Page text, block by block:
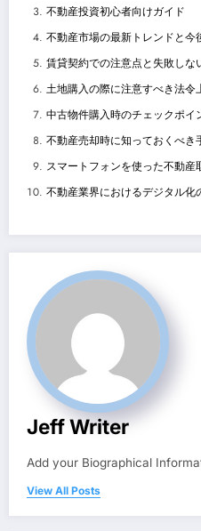
不動産投資初心者向けガイド
不動産市場の最新トレンドと今
賃貸契約での注意点と失敗しな
土地購入の際に注意すべき法令
中古物件購入時のチェックポイ
不動産売却時に知っておくべき
スマートフォンを使った不動産
不動産業界におけるデジタル化
Jeff Writer
Add your Biographical
View All Posts